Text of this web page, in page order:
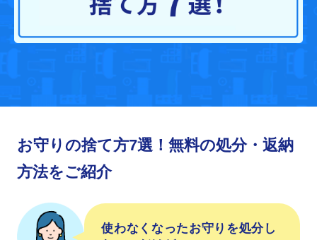
お守りの捨て方7選！無料の処分・返納
方法をご紹介
使わなくなったお守りを処分し